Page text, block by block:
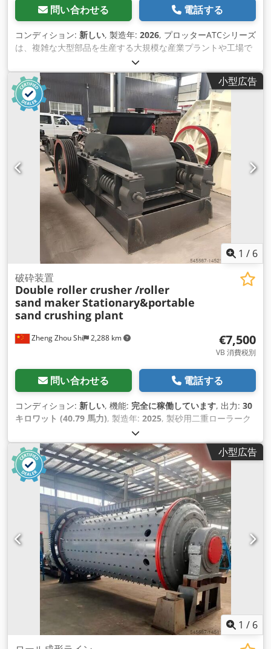
に適したソリューションを見つけるために、お気軽にお電話で
お問い合わせください。 コンベアベルト、コンベアベルトシス
テム、排出ベルト、ベルトコンベア、マグネットセパレータ
ー、オーバーベルトマグネットセパレーター 、リサイクル、木
石、マグネットベルトセパレーター
問い合わせる 電話する
コンディション: 新しい, 製造年: 2026, プロッターATCシリーズ
は、複雑な大型部品を生産する大規模な産業プラントや工場で
の業務用として開発されたものです。その特殊な設計 により、
鋳造モデルやヨットなどの生産に適応し、加工時間を大幅に短
縮することができます。重切削加工に対応するため、ATC機は
さらに 強 化された構造と、各軸のACサーボドライブをより強
力なものにしました。5軸の存在は、最も要求の厳しいワーク
の加工にも対応できること を 意味します。 オートツールチェ
ンジャー、6ポジションリニアマガジン、ツールハイトセンサ
ーを標準装備したプロッターシリーズです。このソリューショ
ンは、複数のカッターを使用する加工工程を大幅にスピードア
ップさせます。 加工される材料。 - 木 - 木質系材料（チップボ
ード、MDF、OSBなど） - プラスチック - コンポジット - PVC -
ひてつきんぞく CONSTRUCTION（構造）。 工作機械の構造
は、鋼と鋳鉄でできており、高い剛性と加工に伴う過負荷への
耐性を備えています。 作業面 Dodpoiq U Tqjfx Actjkr 工作機
械の使用可能面積は3000×6000[mm]です。 z軸の範囲とガン
トリーのクリアランス。 カスタマイズされたパラメータ
DRIVES 工作機械の駆動にはサーボモーターを使用し、各方向
への十分な加速度と速度を確保しました。X軸とY軸の駆動に
は、長寿命で高精度なヘリ カルローラーを採用し、Z軸の駆動
には高性能なボールねじを使用しています。すべての軸はレー
ルガイドで走行します。 SPRING 切削工具の駆動には、強力な
数は6,000～24,000rpmです。電源に は周波数変換器を使用
し、主軸よりも大きな電力を供給することで、重負荷時の回転
個のHSKコーンを装備したリニアツールマガジンが標準装備さ
れています。ツールマガジンの位置を追加で装備することが 可
能です。 ソフトウエアです。 この機械には、適切なCAD/CAM
ソフトウェアが提供されています。このソフトを使うと、部品
わゆるGコードに変換してくれるのです。また、他のプログラ
ムから完成したファイルを取り込むことも可能です。
CONTROL: 本機の制御には、独自のプロセッサーとオペレーテ
ィング・メモリーを搭載したコントローラーが使用されてお
り、安定した信頼性の高い動作 を実現しています。
小型広告
1 / 6
Zheng Zhou Shi 2,288 km
破砕装置
Double roller crusher /roller
sand makerStationary&portable
sand crushing plant
€7,500
VB 消費税別
問い合わせる 電話する
コンディション: 新しい, 機能: 完全に稼働しています, 出力: 30
キロワット (40.79 馬力), 製造年: 2025, 製砂用二重ローラーク
ラッシャーは、ローラー製砂機としても知られ、2つのローラ
ーを利用して岩石、石、鉱石などの粗粒材料を粉砕し、よ り細
かい粒子に再形成する処理機です。このタイプの装置は、建設
用骨材、人工砂、およびさまざまな産業で使用されるその他の
材料の製造に一 般的に使用されます。 ここでは、製砂用二重
ローラークラッシャーの主な特徴と側面を紹介します： 1.ダブ
ルローラー設計： - 粉砕機には、材料に圧力をかける2つの平
行な逆回転ローラーがあります。ローラー間のギャップは、粉
砕された粒子のサイズを制御するため に調整することができま
す。 2.破砕メカニズム： - 材料は2つのローラーの間に供給さ
れ、ローラーが回転すると、材料は粉砕ゾーンに引き込まれま
す。ローラーが原料を圧縮・粉砕し、目的の サイズにします。
3.材料の供給と排出： - 材料は通常、クラッシャーの上部に供
給され、ローラーの間で粉砕されます。粉砕された材料は機械
の下部から排出されます。 Dodpfx Ajq Ngamoctjkr 4.調整可
能なギャップ設定： - ローラー間のギャップは調整可能で、粉
砕物の最終サイズをコントロールできます。この機能は、異な
小型広告
1 / 6